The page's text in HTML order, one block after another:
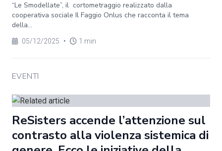
“Le Smodellate”, il cortometraggio realizzato dalla
cooperativa sociale Il Faggio Onlus che racconta il tema
della...
05/12/2025 • 1 min
EVENTI
ReSisters accende l’attenzione sul
contrasto alla violenza sistemica di